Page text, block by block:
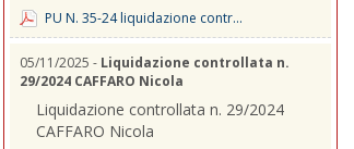
PU N. 35-24 liquidazione contr...
05/11/2025 - Liquidazione controllata n.
29/2024 CAFFARO Nicola
Liquidazione controllata n. 29/2024
CAFFARO Nicola